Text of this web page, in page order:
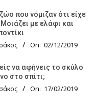
που νόμιζαν ότι είχε
με ελάφι και
On: 02/12/2019
να αφήνεις το σκύλο
στο σπίτι;
On: 17/02/2019